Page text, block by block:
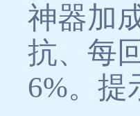
神器加
抗、每
6%。提